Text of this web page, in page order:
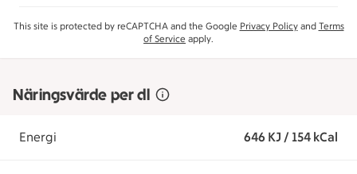
This site is protected by reCAPTCHA and the Google Privacy Policyand Terms
of Service apply.
Näringsvärde per dl
Energi 646 KJ / 154 kCal